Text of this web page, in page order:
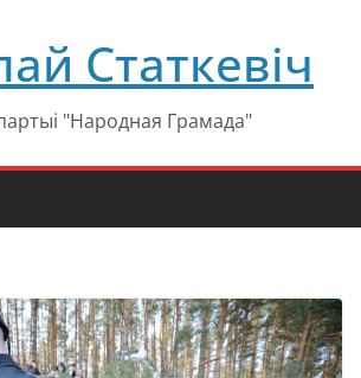
Статкевіч
"Народная Грамада"